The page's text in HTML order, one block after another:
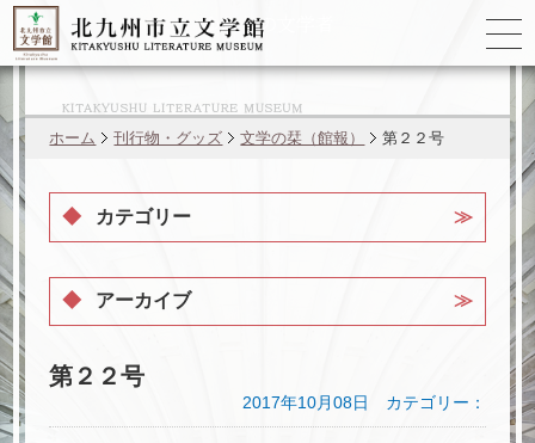
ゆかりの
ホーム 刊行物・グッズ 文学の栞（館報） 第２２号
第２２号
2017年10月08日 カテゴリー：
カテゴリー
アーカイブ